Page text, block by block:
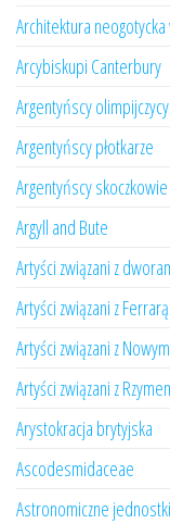
Architektura
Arcybiskupi Canterbury
Argentyńscy
Argentyńscy płotkarze
Argentyńscy
Argyll and Bute
Artyści związani z
Artyści związani z Ferrarą
Artyści związani z
Artyści związani z
Arystokracja brytyjska
Ascodesmidaceae
Astronomiczne